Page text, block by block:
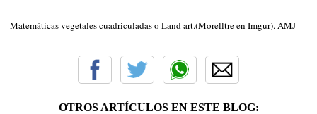
Matemáticas vegetales cuadriculadas o Land art.(Morelltre en Imgur). AMJ
OTROS ARTÍCULOS EN ESTE BLOG: